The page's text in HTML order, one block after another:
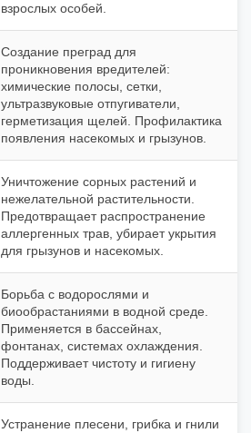
взрослых особей.
Создание преград для
проникновения вредителей:
химические полосы, сетки,
ультразвуковые отпугиватели,
герметизация щелей. Профилактика
появления насекомых и грызунов.
Уничтожение сорных растений и
нежелательной растительности.
Предотвращает распространение
аллергенных трав, убирает укрытия
для грызунов и насекомых.
Борьба с водорослями и
биообрастаниями в водной среде.
Применяется в бассейнах,
фонтанах, системах охлаждения.
Поддерживает чистоту и гигиену
воды.
Устранение плесени, грибка и гнили